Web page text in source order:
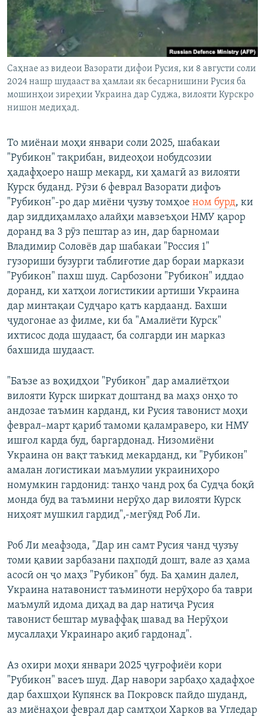
Саҳнае аз видеои Вазорати дифои Русия, ки 8 августи соли
2024 нашр шудааст ва ҳамлаи як бесарнишини Русия ба
мошинҳои зиреҳии Украина дар Суджа, вилояти Курскро
нишон медиҳад.
То миёнаи моҳи январи соли 2025, шабакаи
"Рубикон" тақрибан, видеоҳои нобудсозии
ҳадафҳоеро нашр мекард, ки ҳамагӣ аз вилояти
Курск буданд. Рӯзи 6 феврал Вазорати дифоъ
"Рубикон"-ро дар миёни ҷузъу томҳое ном бурд, ки
дар зиддиҳамлаҳо алайҳи мавзеъҳои НМУ қарор
доранд ва 3 рӯз пештар аз ин, дар барномаи
Владимир Соловёв дар шабакаи "Россия 1"
гузориши бузурги таблиғотие дар бораи маркази
"Рубикон" пахш шуд. Сарбозони "Рубикон" иддао
доранд, ки хатҳои логистикии артиши Украина
дар минтақаи Судҷаро қатъ кардаанд. Бахши
ҷудогонае аз филме, ки ба "Амалиёти Курск"
ихтисос дода шудааст, ба солгарди ин марказ
бахшида шудааст.
"Баъзе аз воҳидҳои "Рубикон" дар амалиётҳои
вилояти Курск ширкат доштанд ва маҳз онҳо то
андозае таъмин карданд, ки Русия тавонист моҳи
феврал–март қариб тамоми қаламраверо, ки НМУ
ишғол карда буд, баргардонад. Низомиёни
Украина он вақт таъкид мекарданд, ки "Рубикон"
амалан логистикаи маъмулии украиниҳоро
номумкин гардонид: танҳо чанд роҳ ба Судҷа боқӣ
монда буд ва таъмини нерӯҳо дар вилояти Курск
ниҳоят мушкил гардид",-мегӯяд Роб Ли.
Роб Ли меафзода, "Дар ин самт Русия чанд ҷузъу
томи қавии зарбазани паҳподӣ дошт, вале аз ҳама
асосӣ он ҷо маҳз "Рубикон" буд. Ба ҳамин далел,
Украина натавонист таъминоти нерӯҳоро ба таври
маъмулӣ идома диҳад ва дар натиҷа Русия
тавонист бештар муваффақ шавад ва Нерӯҳои
мусаллаҳи Украинаро ақиб гардонад".
Аз охири моҳи январи 2025 ҷуғрофиёи кори
"Рубикон" васеъ шуд. Дар навори зарбаҳо ҳадафҳое
дар бахшҳои Купянск ва Покровск пайдо шуданд,
аз миёнаҳои феврал дар самтҳои Харков ва Угледар